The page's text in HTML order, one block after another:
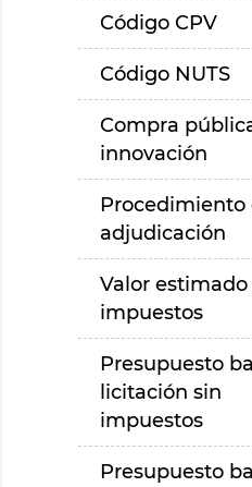
Código CPV
Código NUTS
Compra
innovación
Procedimiento
adjudicación
Valor estimado
impuestos
Presupuesto
licitación sin
impuestos
Presupuesto